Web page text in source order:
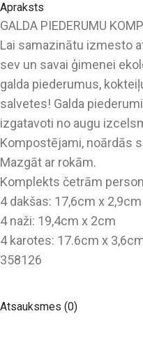
Apraksts
GALDA PIEDERUMU
Lai samazinātu izmesto
sev un savai ģimenei
galda piederumus,
salvetes! Galda
izgatavoti no augu
Kompostējami, noārdās
Mazgāt ar rokām.
Komplekts četrām
4 dakšas: 17,6cm x 2,9cm
4 naži: 19,4cm x 2cm
4 karotes: 17.6cm x
358126
Atsauksmes (0)